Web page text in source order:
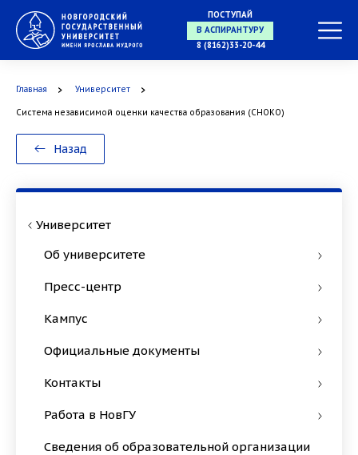
ПОСТУПАЙ
В АСПИРАНТУРУ
8 (8162)33-20-44
Главная Университет
Система независимой оценки качества образования (СНОКО)
Назад
Университет
Об университете
Пресс-центр
Кампус
Официальные документы
Контакты
Работа в НовГУ
Сведения об образовательной организации